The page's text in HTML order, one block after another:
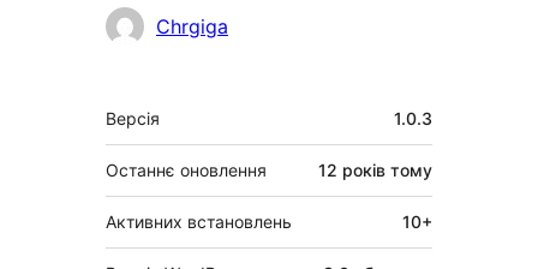
УчасникиChrgiga
Мета
Версія 1.0.3
Останнє оновлення 12 років тому
Активних встановлень 10+